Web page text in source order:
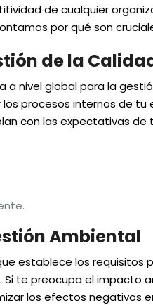
de cualquier
por qué son
de la
a nivel global para la
procesos internos de tu
con las expectativas de
Ambiental
establece los requisitos
. Si te preocupa el impacto
los efectos negativos